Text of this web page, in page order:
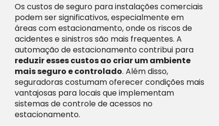
Os custos de seguro para instalações comerciais
podem ser significativos, especialmente em
áreas com estacionamento, onde os riscos de
acidentes e sinistros são mais frequentes. A
automação de estacionamento contribui para
reduzir esses custos ao criar um ambiente
mais seguro e controlado. Além disso,
seguradoras costumam oferecer condições mais
vantajosas para locais que implementam
sistemas de controle de acessos no
estacionamento.